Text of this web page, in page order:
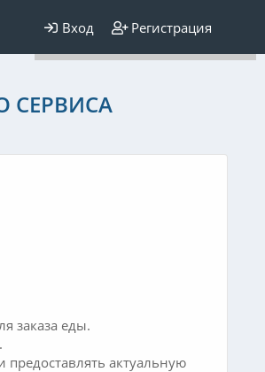
Вход Регистрация
СЕРВИСА
заказа еды.
предоставлять актуальную
Для любых предложений по